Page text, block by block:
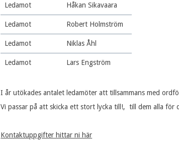
Ledamot Håkan Sikavaara
Ledamot Robert Holmström
Ledamot Niklas Åhl
Ledamot Lars Engström
I år utökades antalet ledamöter att tillsammans med
Vi passar på att skicka ett stort lycka till!, till dem alla för
Kontaktuppgifter hittar ni här